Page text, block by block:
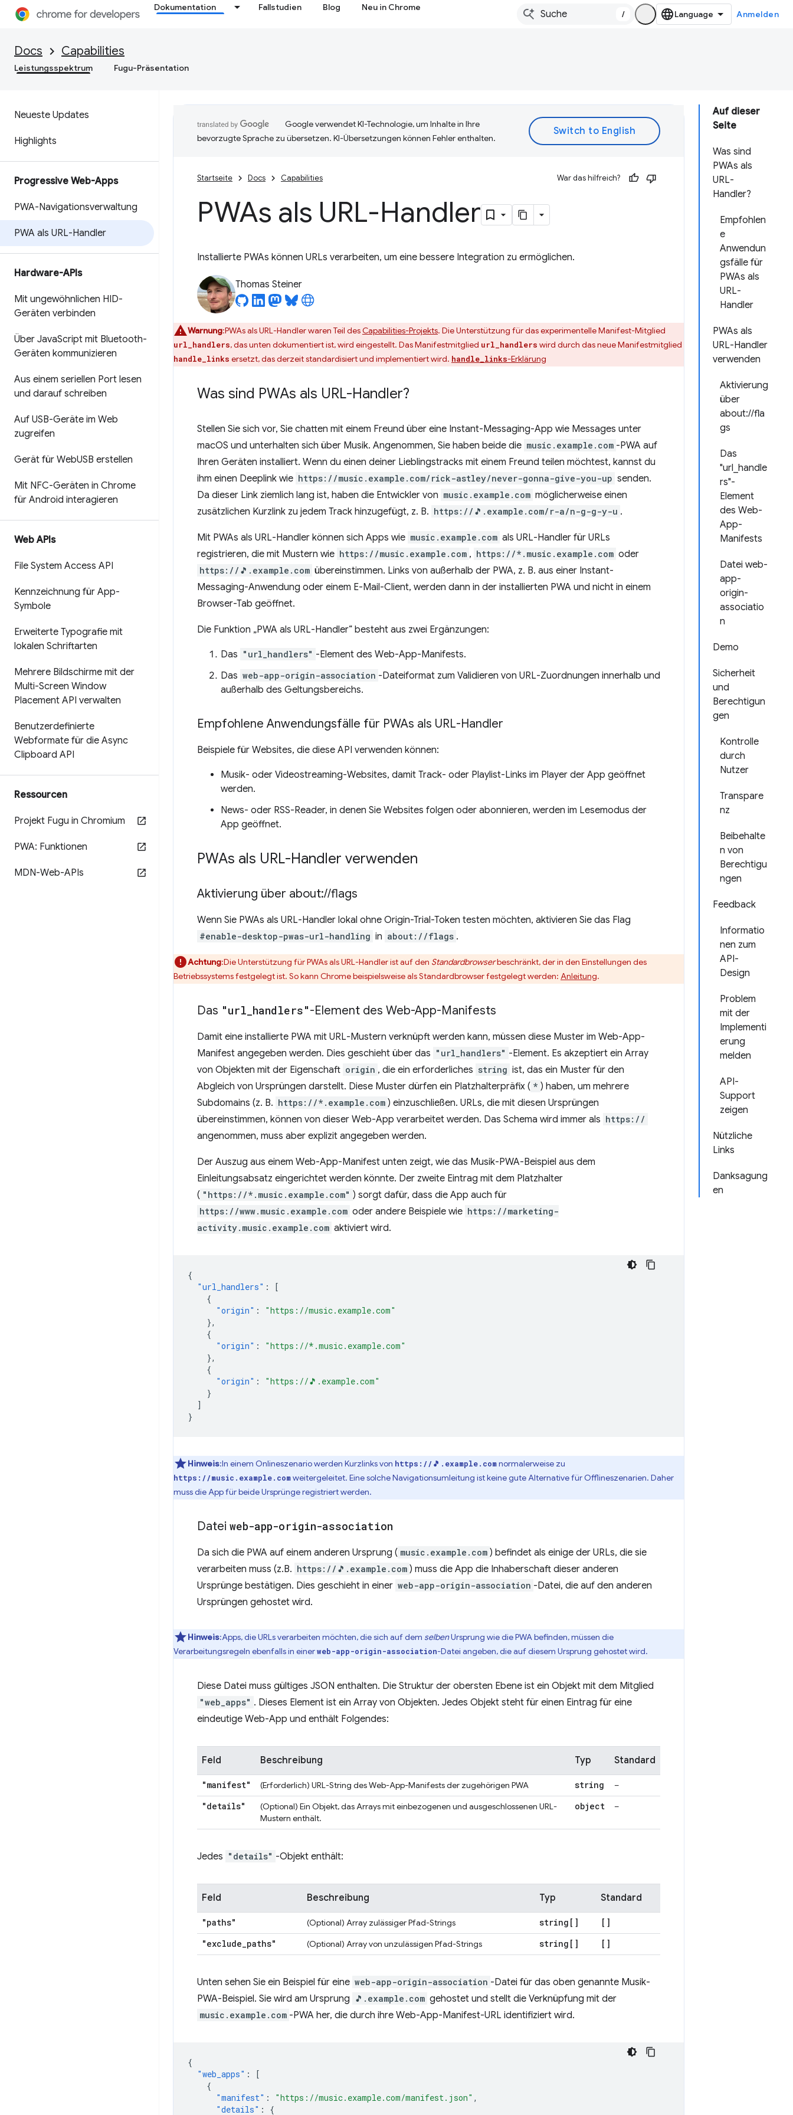
Dokumentation Fallstudien Blog Neu in Chrome
/ Anmelden
Docs Capabilities
Leistungsspektrum Fugu-Präsentation
Neueste Updates
Highlights
Progressive Web-Apps
PWA-Navigationsverwaltung
PWA als URL-Handler
Hardware-APIs
Mit ungewöhnlichen HID-
Geräten verbinden
Über JavaScript mit Bluetooth-
Geräten kommunizieren
Aus einem seriellen Port lesen
und darauf schreiben
Auf USB-Geräte im Web
zugreifen
Gerät für WebUSB erstellen
Mit NFC-Geräten in Chrome
für Android interagieren
Web APIs
File System Access API
Kennzeichnung für App-
Symbole
Erweiterte Typografie mit
lokalen Schriftarten
Mehrere Bildschirme mit der
Multi-Screen Window
Placement API verwalten
Benutzerdefinierte
Webformate für die Async
Clipboard API
Ressourcen
Projekt Fugu in Chromium
PWA: Funktionen
MDN-Web-APIs
Auf dieser
Seite
Was sind
PWAs als
URL-
Handler?
Empfohlen
e
Anwendun
gsfälle für
PWAs als
URL-
Handler
PWAs als
URL-Handler
verwenden
Aktivierung
über
about://fla
gs
Das
"url_handle
rs"-
Element
des Web-
App-
Manifests
Datei web-
app-
origin-
associatio
n
Demo
Sicherheit
und
Berechtigun
gen
Kontrolle
durch
Nutzer
Transpare
nz
Beibehalte
n von
Berechtigu
ngen
Feedback
Informatio
nen zum
API-
Design
Problem
mit der
Implementi
erung
melden
API-
Support
zeigen
Nützliche
Links
Danksagung
en
Google verwendet KI-Technologie, um Inhalte in Ihre
bevorzugte Sprache zu übersetzen. KI-Übersetzungen können Fehler enthalten.
Startseite Docs Capabilities War das hilfreich?
PWAs als URL-Handler
Installierte PWAs können URLs verarbeiten, um eine bessere Integration zu ermöglichen.
Thomas Steiner
Warnung:PWAs als URL-Handler waren Teil desCapabilities-Projekts. Die Unterstützung für das experimentelle Manifest-Mitglied
url_handlers, das unten dokumentiert ist, wird eingestellt. Das Manifestmitglied url_handlers wird durch das neue Manifestmitglied
handle_links ersetzt, das derzeit standardisiert und implementiert wird. handle_links-Erklärung
Was sind PWAs als URL-Handler?
Stellen Sie sich vor, Sie chatten mit einem Freund über eine Instant-Messaging-App wie Messages unter
macOS und unterhalten sich über Musik. Angenommen, Sie haben beide die music.example.com -PWA auf
Ihren Geräten installiert. Wenn du einen deiner Lieblingstracks mit einem Freund teilen möchtest, kannst du
ihm einen Deeplink wie https://music.example.com/rick-astley/never-gonna-give-you-up senden.
Da dieser Link ziemlich lang ist, haben die Entwickler von music.example.com möglicherweise einen
zusätzlichen Kurzlink zu jedem Track hinzugefügt, z. B. https://🎵.example.com/r-a/n-g-g-y-u .
Mit PWAs als URL-Handler können sich Apps wie music.example.com als URL-Handler für URLs
registrieren, die mit Mustern wie https://music.example.com , https://*.music.example.com oder
https://🎵.example.com übereinstimmen. Links von außerhalb der PWA, z. B. aus einer Instant-
Messaging-Anwendung oder einem E-Mail-Client, werden dann in der installierten PWA und nicht in einem
Browser-Tab geöffnet.
Die Funktion „PWA als URL-Handler“ besteht aus zwei Ergänzungen:
Das "url_handlers" -Element des Web-App-Manifests.
Das web-app-origin-association -Dateiformat zum Validieren von URL-Zuordnungen innerhalb und
außerhalb des Geltungsbereichs.
Empfohlene Anwendungsfälle für PWAs als URL-Handler
Beispiele für Websites, die diese API verwenden können:
Musik- oder Videostreaming-Websites, damit Track- oder Playlist-Links im Player der App geöffnet
werden.
News- oder RSS-Reader, in denen Sie Websites folgen oder abonnieren, werden im Lesemodus der
App geöffnet.
PWAs als URL-Handler verwenden
Aktivierung über about://flags
Wenn Sie PWAs als URL-Handler lokal ohne Origin-Trial-Token testen möchten, aktivieren Sie das Flag
#enable-desktop-pwas-url-handling in about://flags .
Achtung:Die Unterstützung für PWAs als URL-Handler ist auf den Standardbrowserbeschränkt, der in den Einstellungen des
Betriebssystems festgelegt ist. So kann Chrome beispielsweise als Standardbrowser festgelegt werden: Anleitung.
Das "url handlers"-Element des Web-App-Manifests
Damit eine installierte PWA mit URL-Mustern verknüpft werden kann, müssen diese Muster im Web-App-
Manifest angegeben werden. Dies geschieht über das "url_handlers" -Element. Es akzeptiert ein Array
von Objekten mit der Eigenschaft origin , die ein erforderliches string ist, das ein Muster für den
Abgleich von Ursprüngen darstellt. Diese Muster dürfen ein Platzhalterpräfix ( * ) haben, um mehrere
Subdomains (z. B. https://*.example.com ) einzuschließen. URLs, die mit diesen Ursprüngen
übereinstimmen, können von dieser Web-App verarbeitet werden. Das Schema wird immer als https://
angenommen, muss aber explizit angegeben werden.
Der Auszug aus einem Web-App-Manifest unten zeigt, wie das Musik-PWA-Beispiel aus dem
Einleitungsabsatz eingerichtet werden könnte. Der zweite Eintrag mit dem Platzhalter
( "https://*.music.example.com" ) sorgt dafür, dass die App auch für
https://www.music.example.com oder andere Beispiele wie https://marketing-
activity.music.example.com aktiviert wird.
{
"url_handlers" :
[
{
"origin" :
"https://music.example.com"
},
{
"origin" :
"https://*.music.example.com"
},
{
"origin" :
"https://🎵.example.com"
}
]
}
Hinweis:In einem Onlineszenario werden Kurzlinks von https://🎵.example.comnormalerweise zu
https://music.example.comweitergeleitet. Eine solche Navigationsumleitung ist keine gute Alternative für Offlineszenarien. Daher
muss die App für beide Ursprünge registriert werden.
Datei web-app-origin-association
Da sich die PWA auf einem anderen Ursprung ( music.example.com ) befindet als einige der URLs, die sie
verarbeiten muss (z.B. https://🎵.example.com ) muss die App die Inhaberschaft dieser anderen
Ursprünge bestätigen. Dies geschieht in einer web-app-origin-association -Datei, die auf den anderen
Ursprüngen gehostet wird.
Hinweis:Apps, die URLs verarbeiten möchten, die sich auf dem selbenUrsprung wie die PWA befinden, müssen die
Verarbeitungsregeln ebenfalls in einerweb-app-origin-association-Datei angeben, die auf diesem Ursprung gehostet wird.
Diese Datei muss gültiges JSON enthalten. Die Struktur der obersten Ebene ist ein Objekt mit dem Mitglied
"web_apps" . Dieses Element ist ein Array von Objekten. Jedes Objekt steht für einen Eintrag für eine
eindeutige Web-App und enthält Folgendes:
Feld Beschreibung Typ Standard
"manifest" (Erforderlich) URL-String des Web-App-Manifests der zugehörigen PWA string –
"details"
(Optional) Ein Objekt, das Arrays mit einbezogenen und ausgeschlossenen URL-
Mustern enthält.
object –
Jedes "details" -Objekt enthält:
Feld Beschreibung Typ Standard
"paths" (Optional) Array zulässiger Pfad-Strings string[]
[]
"exclude_paths" (Optional) Array von unzulässigen Pfad-Strings string[] []
Unten sehen Sie ein Beispiel für eine web-app-origin-association -Datei für das oben genannte Musik-
PWA-Beispiel. Sie wird am Ursprung 🎵.example.com gehostet und stellt die Verknüpfung mit der
music.example.com -PWA her, die durch ihre Web-App-Manifest-URL identifiziert wird.
{
"web_apps" :
[
{
"manifest" : "https://music.example.com/manifest.json" ,
"details" : {